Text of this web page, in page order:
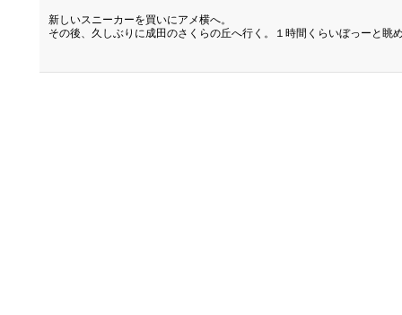
新しいスニーカーを買いにアメ横へ。
その後、久しぶりに成田のさくらの丘へ行く。１時間くらいぼっーと眺